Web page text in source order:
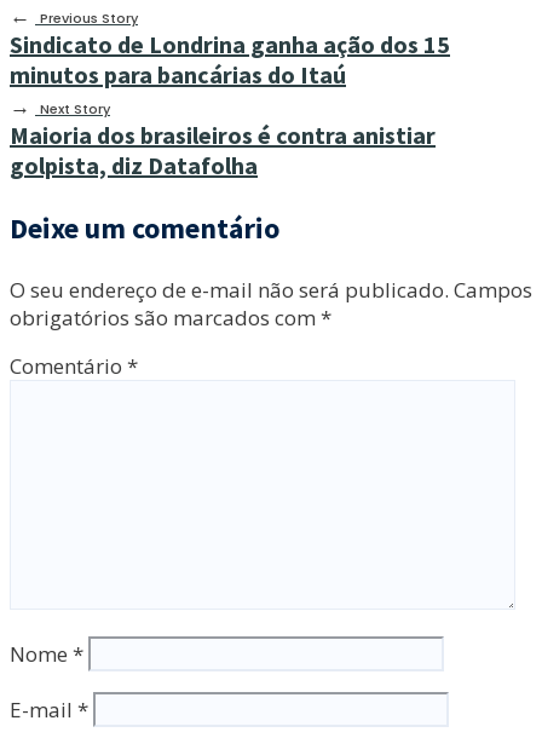
←
Previous Story
Sindicato de Londrina ganha ação dos 15
minutos para bancárias do Itaú
→ Next Story
Maioria dos brasileiros é contra anistiar
golpista, diz Datafolha
Deixe um comentário
O seu endereço de e-mail não será publicado. Campos
obrigatórios são marcados com *
Comentário *
Nome *
E-mail *